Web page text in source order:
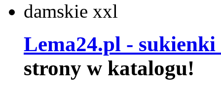
Lema24.pl -
strony w katalogu!